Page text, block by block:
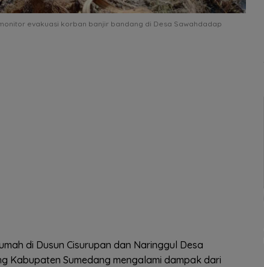
evakuasi korban banjir bandang di Desa Sawahdadap
di Dusun Cisurupan dan Naringgul Desa
Kabupaten Sumedang mengalami dampak dari